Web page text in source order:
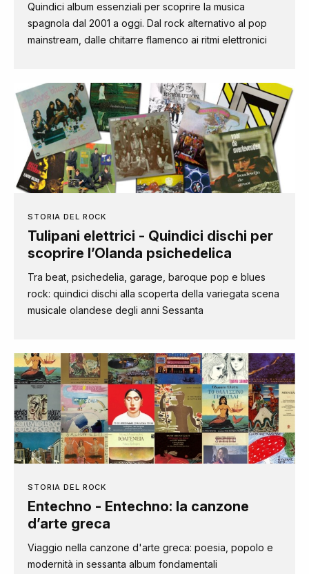
Quindici album essenziali per scoprire la musica
spagnola dal 2001 a oggi. Dal rock alternativo al pop
mainstream, dalle chitarre flamenco ai ritmi elettronici
STORIA DEL ROCK
Tulipani elettrici - Quindici dischi per
scoprire l’Olanda psichedelica
Tra beat, psichedelia, garage, baroque pop e blues
rock: quindici dischi alla scoperta della variegata scena
musicale olandese degli anni Sessanta
STORIA DEL ROCK
Entechno - Entechno: la canzone
d’arte greca
Viaggio nella canzone d'arte greca: poesia, popolo e
modernità in sessanta album fondamentali